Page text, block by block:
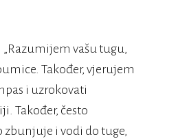
vašu tugu,
Također, vjerujem
i uzrokovati
Također, često
i vodi do tuge,